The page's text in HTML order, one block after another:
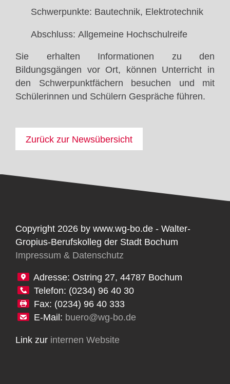
Schwerpunkte: Bautechnik, Elektrotechnik
Abschluss: Allgemeine Hochschulreife
Sie erhalten Informationen zu den
Bildungsgängen vor Ort, können Unterricht in
den Schwerpunktfächern besuchen und mit
Schülerinnen und Schülern Gespräche führen.
Zurück zur Newsübersicht
Copyright 2026 by www.wg-bo.de - Walter-
Gropius-Berufskolleg der Stadt Bochum
Impressum & Datenschutz
Adresse: Ostring 27, 44787 Bochum
Telefon: (0234) 96 40 30
Fax: (0234) 96 40 333
E-Mail: buero@wg-bo.de
Link zur internen Website